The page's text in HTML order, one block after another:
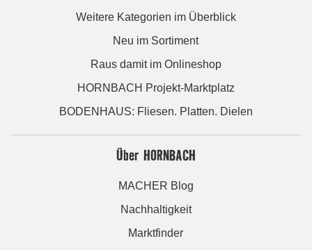
Weitere Kategorien im Überblick
Neu im Sortiment
Raus damit im Onlineshop
HORNBACH Projekt-Marktplatz
BODENHAUS: Fliesen. Platten. Dielen
Über HORNBACH
MACHER Blog
Nachhaltigkeit
Marktfinder